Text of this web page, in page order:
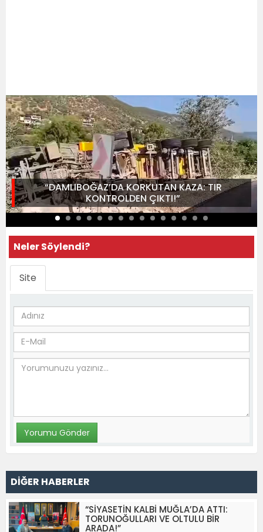
“DAMLIBOĞAZ’DA KORKUTAN KAZA: TIR
KONTROLDEN ÇIKTI!”
Neler Söylendi?
Site
DİĞER HABERLER
“SİYASETİN KALBİ MUĞLA’DA ATTI:
TORUNOĞULLARI VE OLTULU BİR
ARADA!”